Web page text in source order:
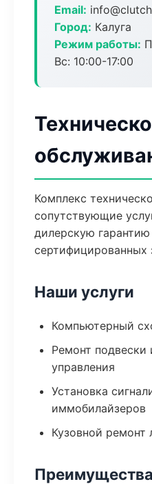
Email:
Город: Калуга
Режим работы:
Вс: 10:00-17:00
Комплекс
сопутствующие
дилерскую
сертифицированных
Наши услуги
Компьютерный
Ремонт подвески
управления
Установка
иммобилайзеров
Кузовной